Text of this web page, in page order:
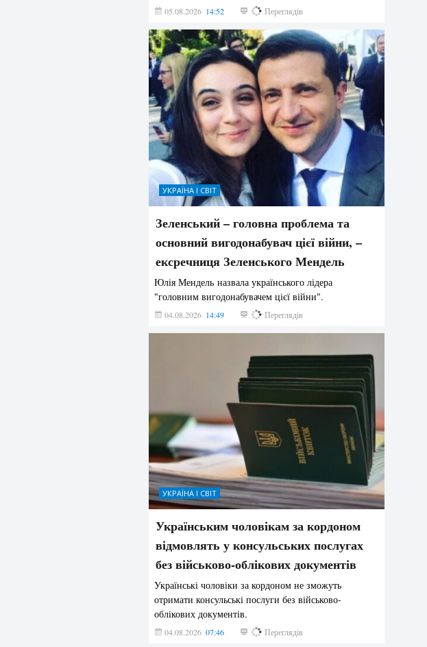
05.08.2026 14:52 157 Переглядів
УКРАЇНА І СВІТ
Зеленський – головна проблема та
основний вигодонабувач цієї війни, –
ексречниця Зеленського Мендель
Юлія Мендель назвала українського лідера
"головним вигодонабувачем цієї війни".
04.08.2026 14:49 152 Переглядів
УКРАЇНА І СВІТ
Українським чоловікам за кордоном
відмовлять у консульських послугах
без військово-облікових документів
Українські чоловіки за кордоном не зможуть
отримати консульські послуги без військово-
облікових документів.
04.08.2026 07:46 141 Переглядів